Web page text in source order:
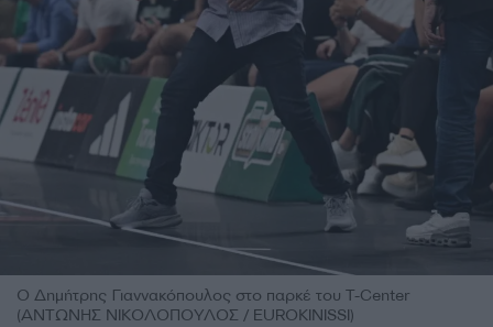
Ο Δημήτρης Γιαννακόπουλος στο παρκέ του T-Center
(ΑΝΤΩΝΗΣ ΝΙΚΟΛΟΠΟΥΛΟΣ / EUROKINISSI)